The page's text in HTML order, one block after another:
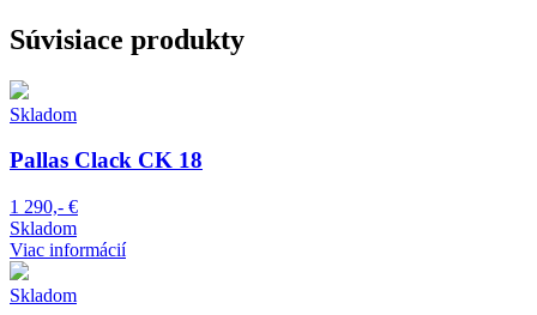
Súvisiace produkty
Skladom
Pallas Clack CK 18
1 290,- €
Skladom
Viac informácií
Skladom